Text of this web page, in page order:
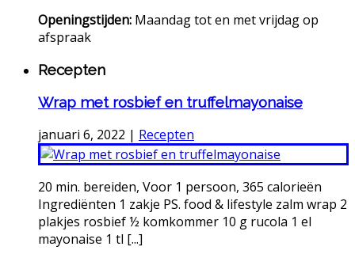
Openingstijden: Maandag tot en met vrijdag op
afspraak
Recepten
Wrap met rosbief en truffelmayonaise
januari 6, 2022 | Recepten
20 min. bereiden, Voor 1 persoon, 365 calorieën
Ingrediënten 1 zakje PS. food & lifestyle zalm wrap 2
plakjes rosbief ½ komkommer 10 g rucola 1 el
mayonaise 1 tl [...]